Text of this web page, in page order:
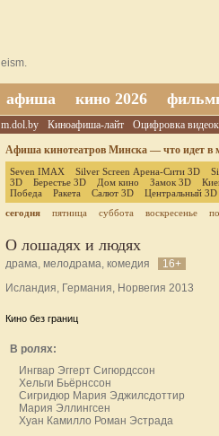
афиша кино 2026
m.dol.by Киноафиша-лайт
Оцифровка
Афиша кинотеатров Минска — что идет в
Seven IMAX Silver Screen Арена-Сити 3D
3D
Берестье 3D Дом кино Замок 3D
Победа
Ракета Салют 3D
Центральный 3D
сегодня
пятница суббота воскресенье
О лошадях и людях
драма, мелодрама, комедия
16+
Исландия, Германия, Норвегия 2013
Кино без границ
В ролях:
Ингвар Эггерт Сигюрдссон
Хельги Бьёрнссон
Сигридюр Мария Эджилсдоттир
Мария Эллингсен
Хуан Камилло Роман Эстрада